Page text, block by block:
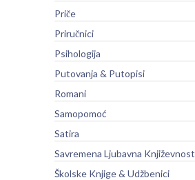
Priče
Priručnici
Psihologija
Putovanja & Putopisi
Romani
Samopomoć
Satira
Savremena Ljubavna Književnost
Školske Knjige & Udžbenici